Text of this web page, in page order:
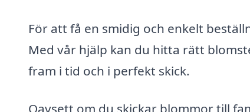
För att få en smidig och enkelt
Med vår hjälp kan du hitta rätt
fram i tid och i perfekt skick.
Oavsett om du skickar blommor till